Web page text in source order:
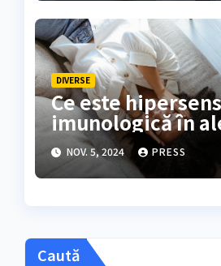
DIVERSE
Ce este
imunologică în
alimentare
NOV. 5, 2024 PRESS
Caută